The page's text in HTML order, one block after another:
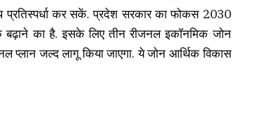
प्रतिस्पर्धा कर सकें. प्रदेश सरकार का फोकस 2030
का है. इसके लिए तीन रीजनल इकॉनमिक जोन
प्लान जल्द लागू किया जाएगा. ये जोन आर्थिक विकास